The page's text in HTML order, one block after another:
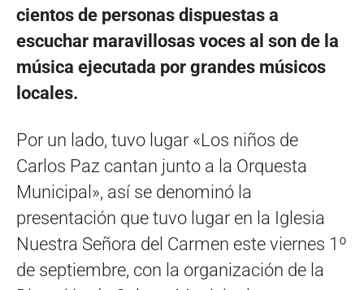
cientos de personas dispuestas a
escuchar maravillosas voces al son de la
música ejecutada por grandes músicos
locales.
Por un lado, tuvo lugar «Los niños de
Carlos Paz cantan junto a la Orquesta
Municipal», así se denominó la
presentación que tuvo lugar en la Iglesia
Nuestra Señora del Carmen este viernes 1º
de septiembre, con la organización de la